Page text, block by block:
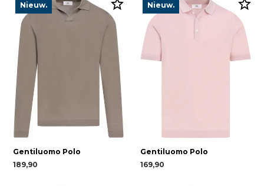
Nieuw.
Gentiluomo Polo
189,90
Nieuw.
Gentiluomo Polo
169,90